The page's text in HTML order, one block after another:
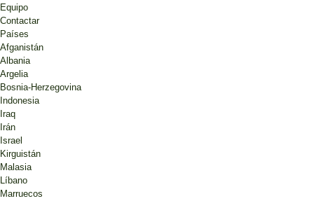
Equipo
Contactar
Países
Afganistán
Albania
Argelia
Bosnia-Herzegovina
Indonesia
Iraq
Irán
Israel
Kirguistán
Malasia
Líbano
Marruecos